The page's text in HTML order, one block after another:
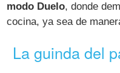
modo Duelo, donde
cocina, ya sea de
La guinda del